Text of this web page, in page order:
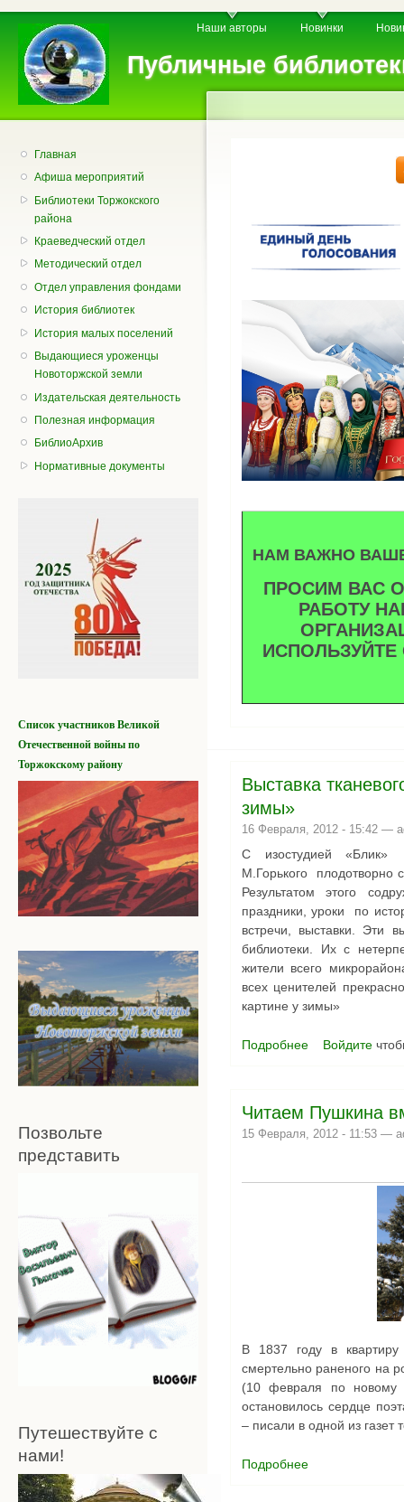
Публичные
Главное меню Наши авторы Новинки
Вторичное меню
Главная
Афиша мероприятий
Библиотеки Торжокского
района
Краеведческий отдел
Методический отдел
Отдел управления фондами
История библиотек
История малых поселений
Выдающиеся уроженцы
Новоторжской земли
Издательская деятельность
Полезная информация
БиблиоАрхив
Нормативные документы
Список участниковВеликой
Отечественной войныпо
Торжокскому району
Позвольте
представить
Путешествуйте с
нами!
НАМ ВАЖНО
ПРОСИМ ВАС
РАБОТУ
ИСПОЛЬЗУЙТЕ
Выставка
зимы»
16 Февраля, 2012 - 15:42 —
С изостудией «Блик»
М.Горького плодотворно
Результатом этого
праздники, уроки по
встречи, выставки. Эти
библиотеки. Их с
жители всего
всех ценителей
картине у зимы»
Подробнее о Выставка
Войдите
Читаем Пушкина
15 Февраля, 2012 - 11:53 —
В 1837 году в
смертельно раненого на
(10 февраля по
остановилось сердце
– писали в одной из газет
Подробнее